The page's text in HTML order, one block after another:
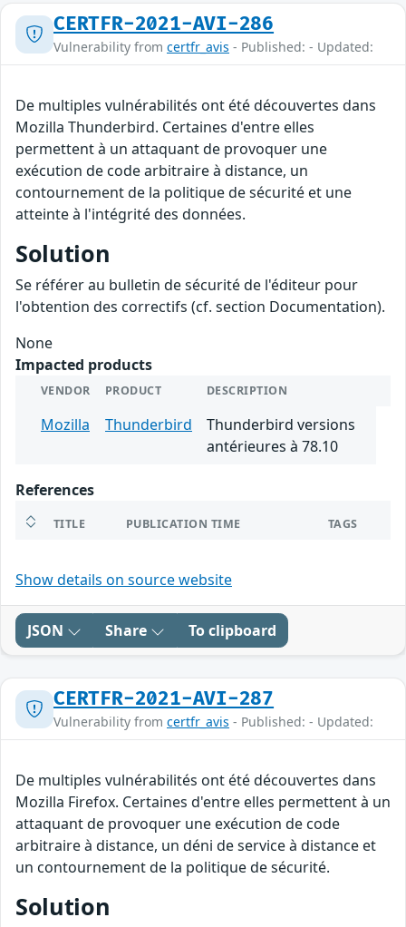
CERTFR-2021-AVI-286
Vulnerability from certfr_avis - Published: - Updated:
De multiples vulnérabilités ont été découvertes dans
Mozilla Thunderbird. Certaines d'entre elles
permettent à un attaquant de provoquer une
exécution de code arbitraire à distance, un
contournement de la politique de sécurité et une
atteinte à l'intégrité des données.
Solution
Se référer au bulletin de sécurité de l'éditeur pour
l'obtention des correctifs (cf. section Documentation).
None
Impacted products
VENDOR PRODUCT DESCRIPTION
Mozilla Thunderbird
Thunderbird versions
antérieures à 78.10
References
TITLE PUBLICATION TIME TAGS
Show details on source website
JSON Share To clipboard
CERTFR-2021-AVI-287
Vulnerability from certfr_avis - Published: - Updated:
De multiples vulnérabilités ont été découvertes dans
Mozilla Firefox. Certaines d'entre elles permettent à un
attaquant de provoquer une exécution de code
arbitraire à distance, un déni de service à distance et
un contournement de la politique de sécurité.
Solution